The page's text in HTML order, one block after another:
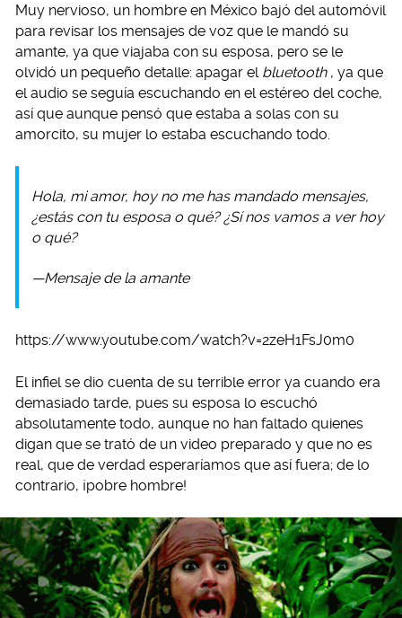
Muy nervioso, un hombre en México bajó del automóvil
para revisar los mensajes de voz que le mandó su
amante, ya que viajaba con su esposa, pero se le
olvidó un pequeño detalle: apagar el bluetooth , ya que
el audio se seguía escuchando en el estéreo del coche,
así que aunque pensó que estaba a solas con su
amorcito, su mujer lo estaba escuchando todo.
Hola, mi amor, hoy no me has mandado mensajes,
¿estás con tu esposa o qué? ¿Sí nos vamos a ver hoy
o qué?
—Mensaje de la amante
https://www.youtube.com/watch?v=2zeH1FsJ0m0
El infiel se dio cuenta de su terrible error ya cuando era
demasiado tarde, pues su esposa lo escuchó
absolutamente todo, aunque no han faltado quienes
digan que se trató de un video preparado y que no es
real, que de verdad esperaríamos que así fuera; de lo
contrario, ¡pobre hombre!